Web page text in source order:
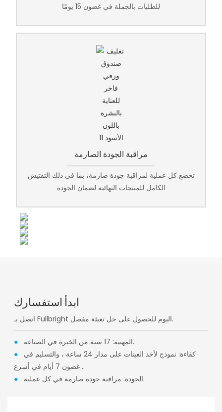
للطلبات بالجملة في غضون 15 يومًا
مراقبة الجودة الصارمة
تخضع كل عملية لمراقبة جودة صارمة، بما في ذلك التفتيش
الكامل للمنتجات النهائية لضمان الجودة
ابدأ استفسارك
اتصل بـ Fullbright اليوم للحصول على حل تعبئة مفصل.
●
المهنية: 17 سنة من الخبرة في الصناعة.
●
غضون 7 أيام في أسرع ..
●
الجودة: مراقبة جودة صارمة في كل عملية.